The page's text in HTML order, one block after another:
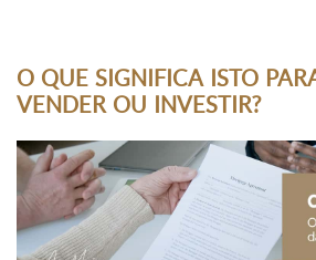
O QUE SIGNIFICA ISTO
VENDER OU INVESTIR?